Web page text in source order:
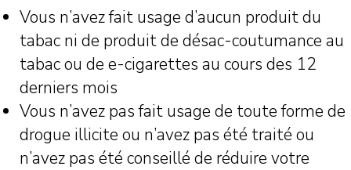
Vous n’avez fait usage d’aucun produit du
tabac ni de produit de désac-coutumance au
tabac ou de e-cigarettes au cours des 12
derniers mois
Vous n’avez pas fait usage de toute forme de
drogue illicite ou n’avez pas été traité ou
n’avez pas été conseillé de réduire votre